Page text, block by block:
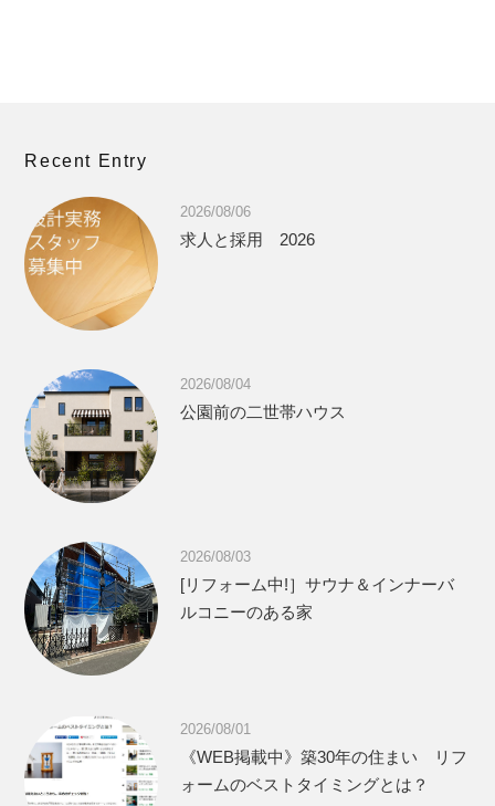
Recent Entry
2026/08/06
求人と採用 2026
2026/08/04
公園前の二世帯ハウス
2026/08/03
[リフォーム中!］サウナ＆インナーバ
ルコニーのある家
2026/08/01
《WEB掲載中》築30年の住まい リフ
ォームのベストタイミングとは？